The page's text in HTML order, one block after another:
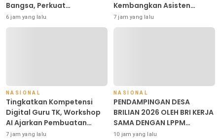
Bangsa, Perkuat
Kepedulian kepada
Keluarga Pahlawan dan
6 jam yang lalu
Kembangkan Asisten
Keuangan Berbasis AI untuk
Kelompok Tani dan UMKM
7 jam yang lalu
NASIONAL
Tingkatkan Kompetensi
Digital Guru TK, Workshop
AI Ajarkan Pembuatan
Media Ajar Berbasis
7 jam yang lalu
NASIONAL
PENDAMPINGAN DESA
BRILIAN 2026 OLEH BRI KERJA
SAMA DENGAN LPPM
UNIVERSITAS JENDERAL
10 jam yang lalu